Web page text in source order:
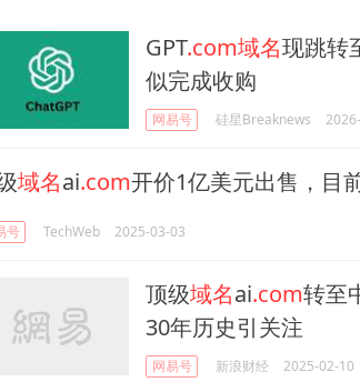
GPT.com域名现跳转
似完成收购
网易号 硅星Breaknews
域名ai.com开价1亿美元出售，目
号 TechWeb 2025-03-03
顶级域名ai.com转至
30年历史引关注
网易号 新浪财经 2025-02-10